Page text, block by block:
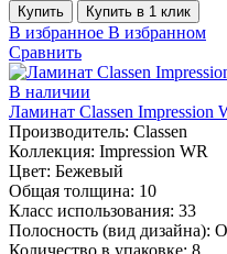
Купить Купить в 1 клик
В избранное В избранном
Сравнить
В наличии
Ламинат Classen Impression
Производитель: Classen
Коллекция: Impression WR
Цвет: Бежевый
Общая толщина: 10
Класс использования: 33
Полосность (вид дизайна):
Количество в упаковке: 8